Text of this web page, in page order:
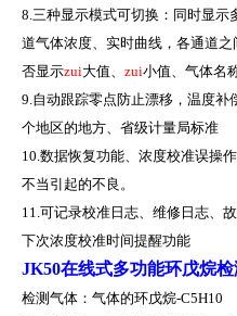
8.三种显示模式可切换：同时显示
道气体浓度、实时曲线，各通道之
否显示zui大值、 zui小值、气体名
9.自动跟踪零点防止漂移，温度
个地区的地方、省级计量局标准
10.数据恢复功能、浓度校准误操
不当引起的不良。
11.可记录校准日志、维修日志、
下次浓度校准时间提醒功能
JK50在线式多功能环戊烷检
检测气体：气体的环戊烷-C5H10